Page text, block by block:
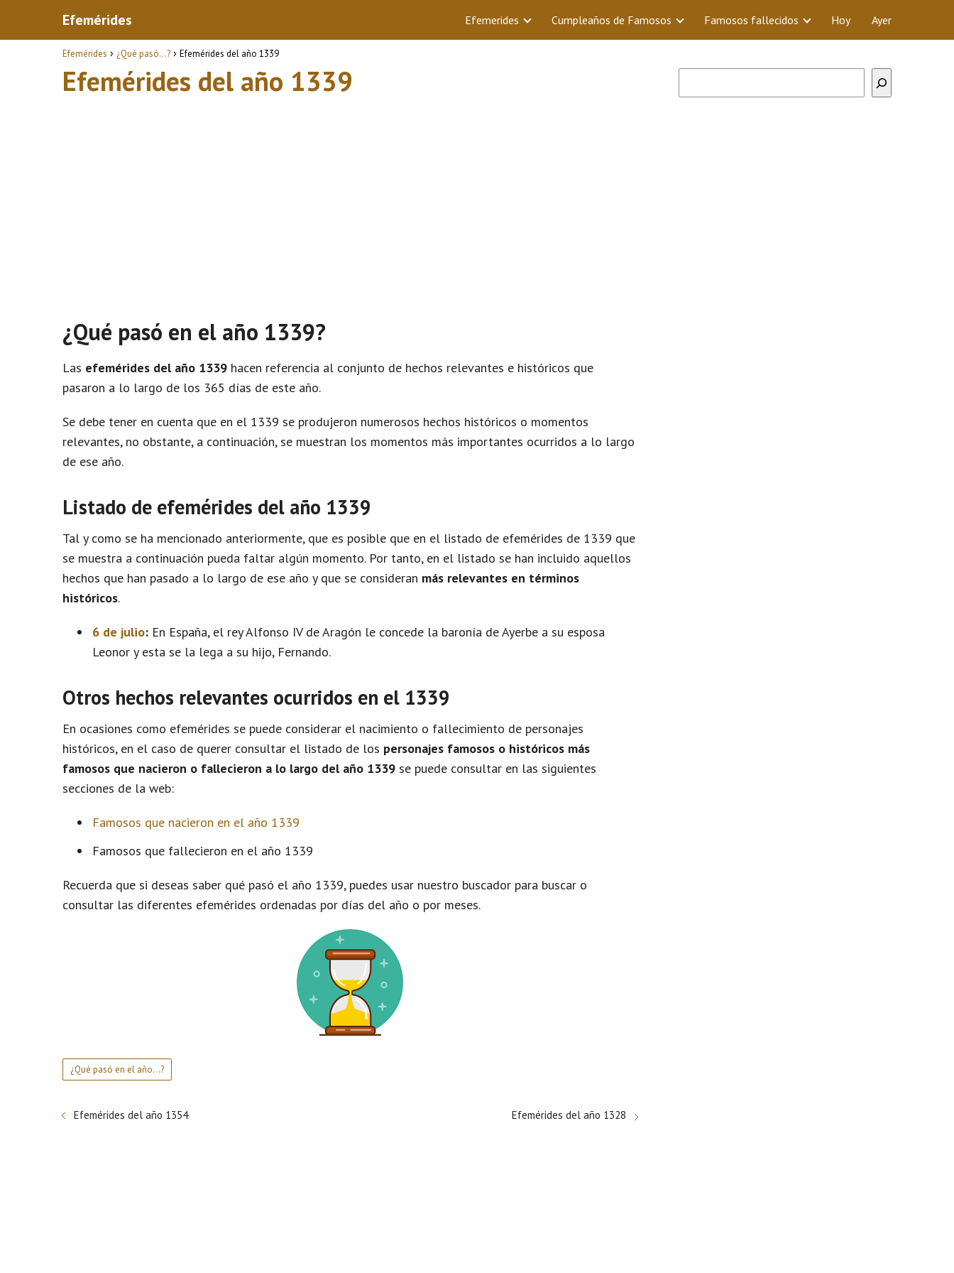
Efemérides Efemerides Cumpleaños de Famosos Famosos fallecidos Hoy Ayer
Efemérides ¿Qué pasó...? Efemérides del año 1339
Efemérides del año 1339
¿Qué pasó en el año 1339?
Las efemérides del año 1339 hacen referencia al conjunto de hechos relevantes e históricos que
pasaron a lo largo de los 365 días de este año.
Se debe tener en cuenta que en el 1339 se produjeron numerosos hechos históricos o momentos
relevantes, no obstante, a continuación, se muestran los momentos más importantes ocurridos a lo largo
de ese año.
Listado de efemérides del año 1339
Tal y como se ha mencionado anteriormente, que es posible que en el listado de efemérides de 1339 que
se muestra a continuación pueda faltar algún momento. Por tanto, en el listado se han incluido aquellos
hechos que han pasado a lo largo de ese año y que se consideran más relevantes en términos
históricos.
6 de julio: En España, el rey Alfonso IV de Aragón le concede la baronía de Ayerbe a su esposa
Leonor y esta se la lega a su hijo, Fernando.
Otros hechos relevantes ocurridos en el 1339
En ocasiones como efemérides se puede considerar el nacimiento o fallecimiento de personajes
históricos, en el caso de querer consultar el listado de los personajes famosos o históricos más
famosos que nacieron o fallecieron a lo largo del año 1339 se puede consultar en las siguientes
secciones de la web:
Famosos que nacieron en el año 1339
Famosos que fallecieron en el año 1339
Recuerda que si deseas saber qué pasó el año 1339, puedes usar nuestro buscador para buscar o
consultar las diferentes efemérides ordenadas por días del año o por meses.
¿Qué pasó en el año...?
Efemérides del año 1354 Efemérides del año 1328